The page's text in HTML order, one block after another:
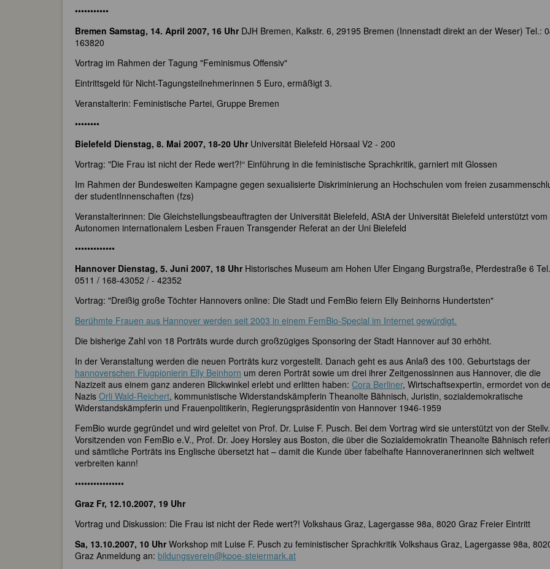
•••••••••••
Bremen Samstag, 14. April 2007, 16 Uhr DJH Bremen, Kalkstr. 6, 29195 Bremen (Innenstadt direkt an der Weser) Tel.:
163820
Vortrag im Rahmen der Tagung "Feminismus Offensiv"
Eintrittsgeld für Nicht-Tagungsteilnehmerinnen 5 Euro, ermäßigt 3.
Veranstalterin: Feministische Partei, Gruppe Bremen
••••••••
Bielefeld Dienstag, 8. Mai 2007, 18-20 UhrUniversität Bielefeld Hörsaal V2 - 200
Vortrag: "Die Frau ist nicht der Rede wert?!“ Einführung in die feministische Sprachkritik, garniert mit Glossen
Im Rahmen der Bundesweiten Kampagne gegen sexualisierte Diskriminierung an Hochschulen vom freien
der studentInnenschaften (fzs)
Veranstalterinnen: Die Gleichstellungsbeauftragten der Universität Bielefeld, AStA der Universität Bielefeld unterstützt vom
Autonomen internationalem Lesben Frauen Transgender Referat an der Uni Bielefeld
•••••••••••••
Hannover Dienstag, 5. Juni 2007, 18 UhrHistorisches Museum am Hohen Ufer Eingang Burgstraße, Pferdestraße 6
0511 / 168-43052 / - 42352
Vortrag: "Dreißig große Töchter Hannovers online: Die Stadt und FemBio feiern Elly Beinhorns Hundertsten"
Berühmte Frauen aus Hannover werden seit 2003 in einem FemBio-Special im Internet gewürdigt.
Die bisherige Zahl von 18 Porträts wurde durch großzügiges Sponsoring der Stadt Hannover auf 30 erhöht.
In der Veranstaltung werden die neuen Porträts kurz vorgestellt. Danach geht es aus Anlaß des 100. Geburtstags der
hannoverschen Flugpionierin Elly Beinhorn um deren Porträt sowie um drei ihrer Zeitgenossinnen aus Hannover, die die
Nazizeit aus einem ganz anderen Blickwinkel erlebt und erlitten haben: Cora Berliner, Wirtschaftsexpertin, ermordet von
Nazis Orli Wald-Reichert, kommunistische Widerstandskämpferin Theanolte Bähnisch, Juristin, sozialdemokratische
Widerstandskämpferin und Frauenpolitikerin, Regierungspräsidentin von Hannover 1946-1959
FemBio wurde gegründet und wird geleitet von Prof. Dr. Luise F. Pusch. Bei dem Vortrag wird sie unterstützt von der Stellv.
Vorsitzenden von FemBio e.V., Prof. Dr. Joey Horsley aus Boston, die über die Sozialdemokratin Theanolte Bähnisch
und sämtliche Porträts ins Englische übersetzt hat – damit die Kunde über fabelhafte Hannoveranerinnen sich weltweit
verbreiten kann!
••••••••••••••••
Graz Fr, 12.10.2007, 19 Uhr
Vortrag und Diskussion: Die Frau ist nicht der Rede wert?! Volkshaus Graz, Lagergasse 98a, 8020 Graz Freier Eintritt
Sa, 13.10.2007, 10 UhrWorkshop mit Luise F. Pusch zu feministischer Sprachkritik Volkshaus Graz, Lagergasse 98a,
Graz Anmeldung an: bildungsverein@kpoe-steiermark.at